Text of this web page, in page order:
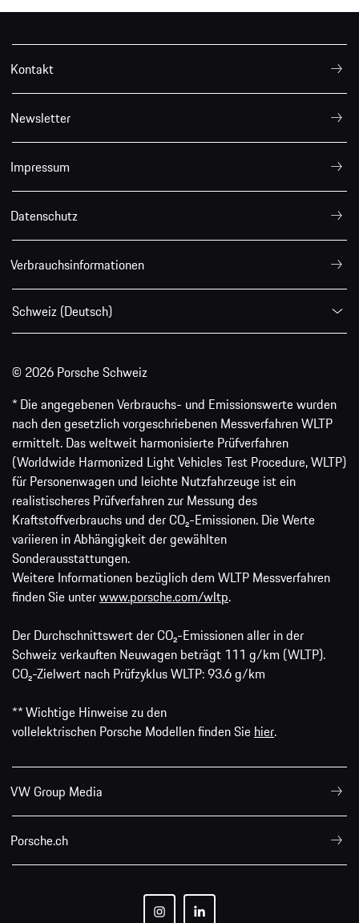
Kontakt
Newsletter
Impressum
Datenschutz
Verbrauchsinformationen
Schweiz (Deutsch)
© 2026 Porsche Schweiz
* Die angegebenen Verbrauchs- und Emissionswerte wurden
nach den gesetzlich vorgeschriebenen Messverfahren WLTP
ermittelt. Das weltweit harmonisierte Prüfverfahren
(Worldwide Harmonized Light Vehicles Test Procedure, WLTP)
für Personenwagen und leichte Nutzfahrzeuge ist ein
realistischeres Prüfverfahren zur Messung des
Kraftstoffverbrauchs und der CO₂-Emissionen. Die Werte
variieren in Abhängigkeit der gewählten
Sonderausstattungen.
Weitere Informationen bezüglich dem WLTP Messverfahren
finden Sie unterwww.porsche.com/wltp.
Der Durchschnittswert der CO₂-Emissionen aller in der
Schweiz verkauften Neuwagen beträgt 111 g/km (WLTP).
CO₂-Zielwert nach Prüfzyklus WLTP: 93.6 g/km
** Wichtige Hinweise zu den
vollelektrischen Porsche Modellen finden Sie hier.
VW Group Media
Porsche.ch